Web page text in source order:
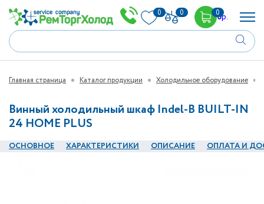
0 0 00р.
Главная страница Каталог продукции Холодильное оборудование
Винный холодильный шкаф Indel-B BUILT-IN
24 HOME PLUS
ОСНОВНОЕ ХАРАКТЕРИСТИКИ ОПИСАНИЕ ОПЛАТА И